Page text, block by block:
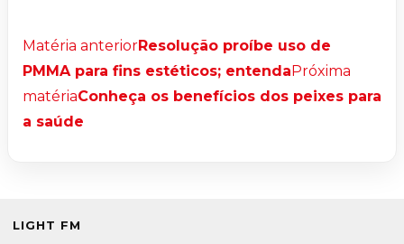
Matéria anteriorResolução proíbe uso de
PMMA para fins estéticos; entendaPróxima
matériaConheça os benefícios dos peixes para
a saúde
LIGHT FM